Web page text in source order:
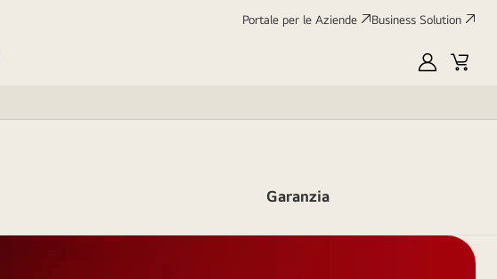
Portale per le Aziende Business Solution
My
Cart
Garanzia